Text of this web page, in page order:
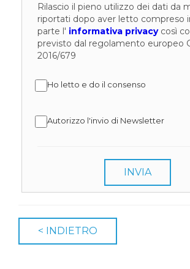
Rilascio il pieno utilizzo dei dati da
riportati dopo aver letto compreso
parte l' informativa privacycosì come
previsto dal regolamento europeo
2016/679
Ho letto e do il consenso
Autorizzo l'invio di Newsletter
INVIA